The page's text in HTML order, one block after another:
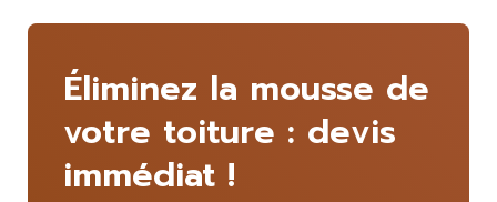
Éliminez la mousse de
votre toiture : devis
immédiat !